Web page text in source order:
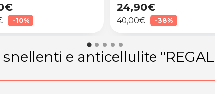
-10%
24,90€
40,00€ -38%
e anticellulite